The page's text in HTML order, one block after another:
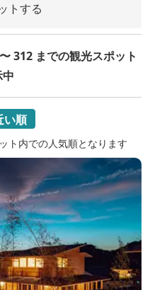
トする
312 までの観光スポット
い順
ト内での人気順となります